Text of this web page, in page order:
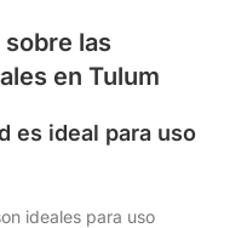
las
en Tulum
es ideal para uso
ideales para uso